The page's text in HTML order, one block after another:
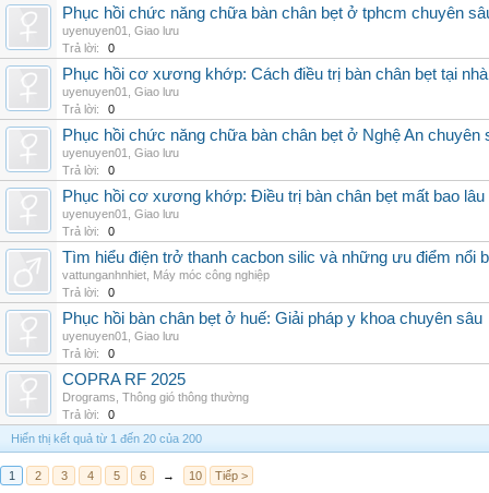
Phục hồi chức năng chữa bàn chân bẹt ở tphcm chuyên
uyenuyen01
Giao lưu
Trả lời:
0
Phục hồi cơ xương khớp: Cách điều trị bàn chân bẹt tại
uyenuyen01
Giao lưu
Trả lời:
0
Phục hồi chức năng chữa bàn chân bẹt ở Nghệ An chuyên
uyenuyen01
Giao lưu
Trả lời:
0
Phục hồi cơ xương khớp: Điều trị bàn chân bẹt mất bao lâu
uyenuyen01
Giao lưu
Trả lời:
0
Tìm hiểu điện trở thanh cacbon silic và những ưu điểm nổi
vattunganhnhiet Máy móc công nghiệp
Trả lời:
0
Phục hồi bàn chân bẹt ở huế: Giải pháp y khoa chuyên sâu
uyenuyen01
Giao lưu
Trả lời:
0
COPRA RF 2025
Drograms Thông gió thông thường
Trả lời:
0
Hiển thị kết quả từ 1 đến 20 của 200
1 2 3 4 5 6 → 10 Tiếp >